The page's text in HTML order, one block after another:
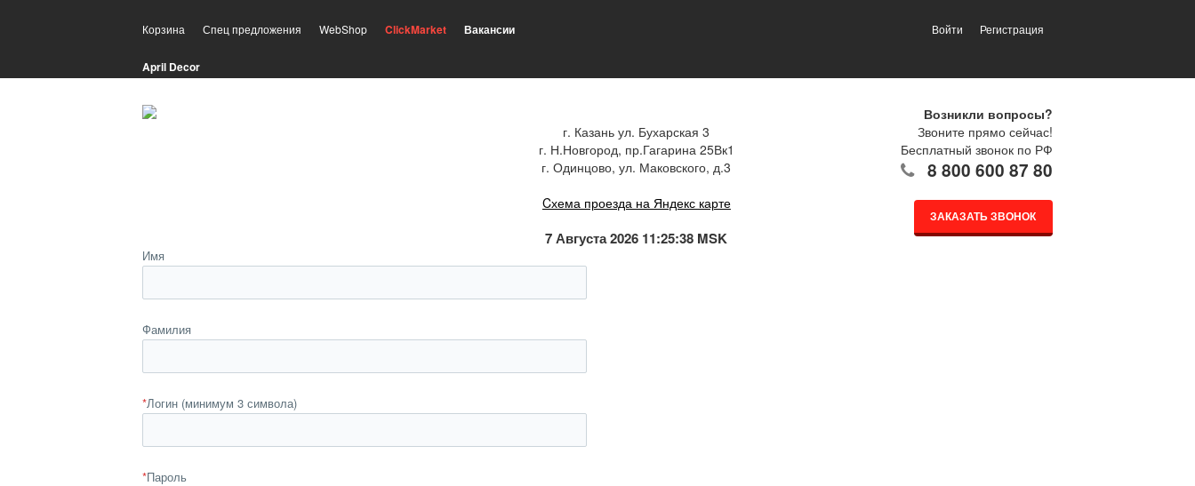
Корзина Спец предложения WebShop ClickMarket Вакансии
April Decor
Войти Регистрация
г. Казань ул. Бухарская 3
г. Н.Новгород, пр.Гагарина 25Вк1
г. Одинцово, ул. Маковского, д.3
Cхема проезда на Яндекс карте
7 Августа 2026 11:25:39 MSK
Возникли вопросы?
Звоните прямо сейчас!
Бесплатный звонок по РФ
8 800 600 87 80
ЗАКАЗАТЬ ЗВОНОК
Имя
Фамилия
*Логин (минимум 3 символа)
*Пароль